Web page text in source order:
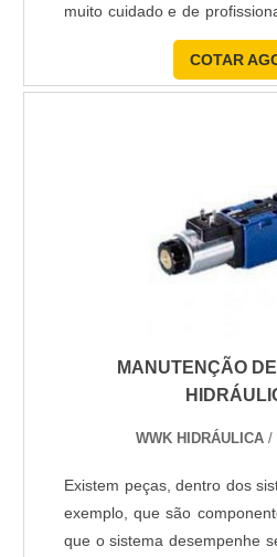
muito cuidado e de
um reparo se faz necessário.
anos oferecendo, entre
linha à assistência em
COTAR
MANUTENÇÃO
WWK HIDRÁULICA/
Existem peças, dentro dos
exemplo, que são
que o sistema desempenhe